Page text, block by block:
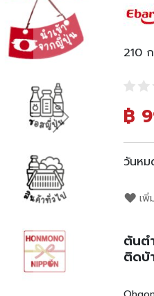
ราคา
฿
210
วันห
เพิ่
ต้นต
ติดบ้